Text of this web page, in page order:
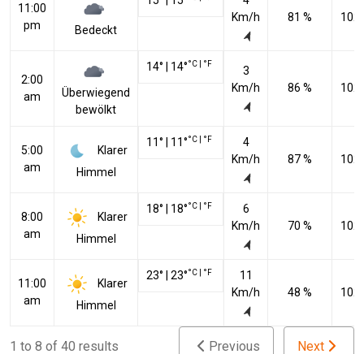
11:00
pm
Bedeckt
Km/h
81 %
2:00
am
Überwiegend
bewölkt
14° 14°°C °F
3
Km/h
86 %
5:00
am
Klarer
Himmel
11° 11°°C °F
4
Km/h
87 %
8:00
am
Klarer
Himmel
18° 18°°C °F
6
Km/h
70 %
11:00
am
Klarer
Himmel
23° 23°°C °F
11
Km/h
48 %
1 to 8 of 40 results Previous Next